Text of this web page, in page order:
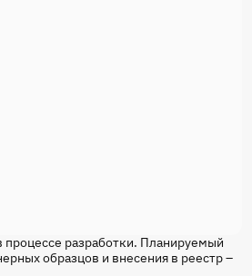
процессе разработки. Планируемый
образцов и внесения в реестр –